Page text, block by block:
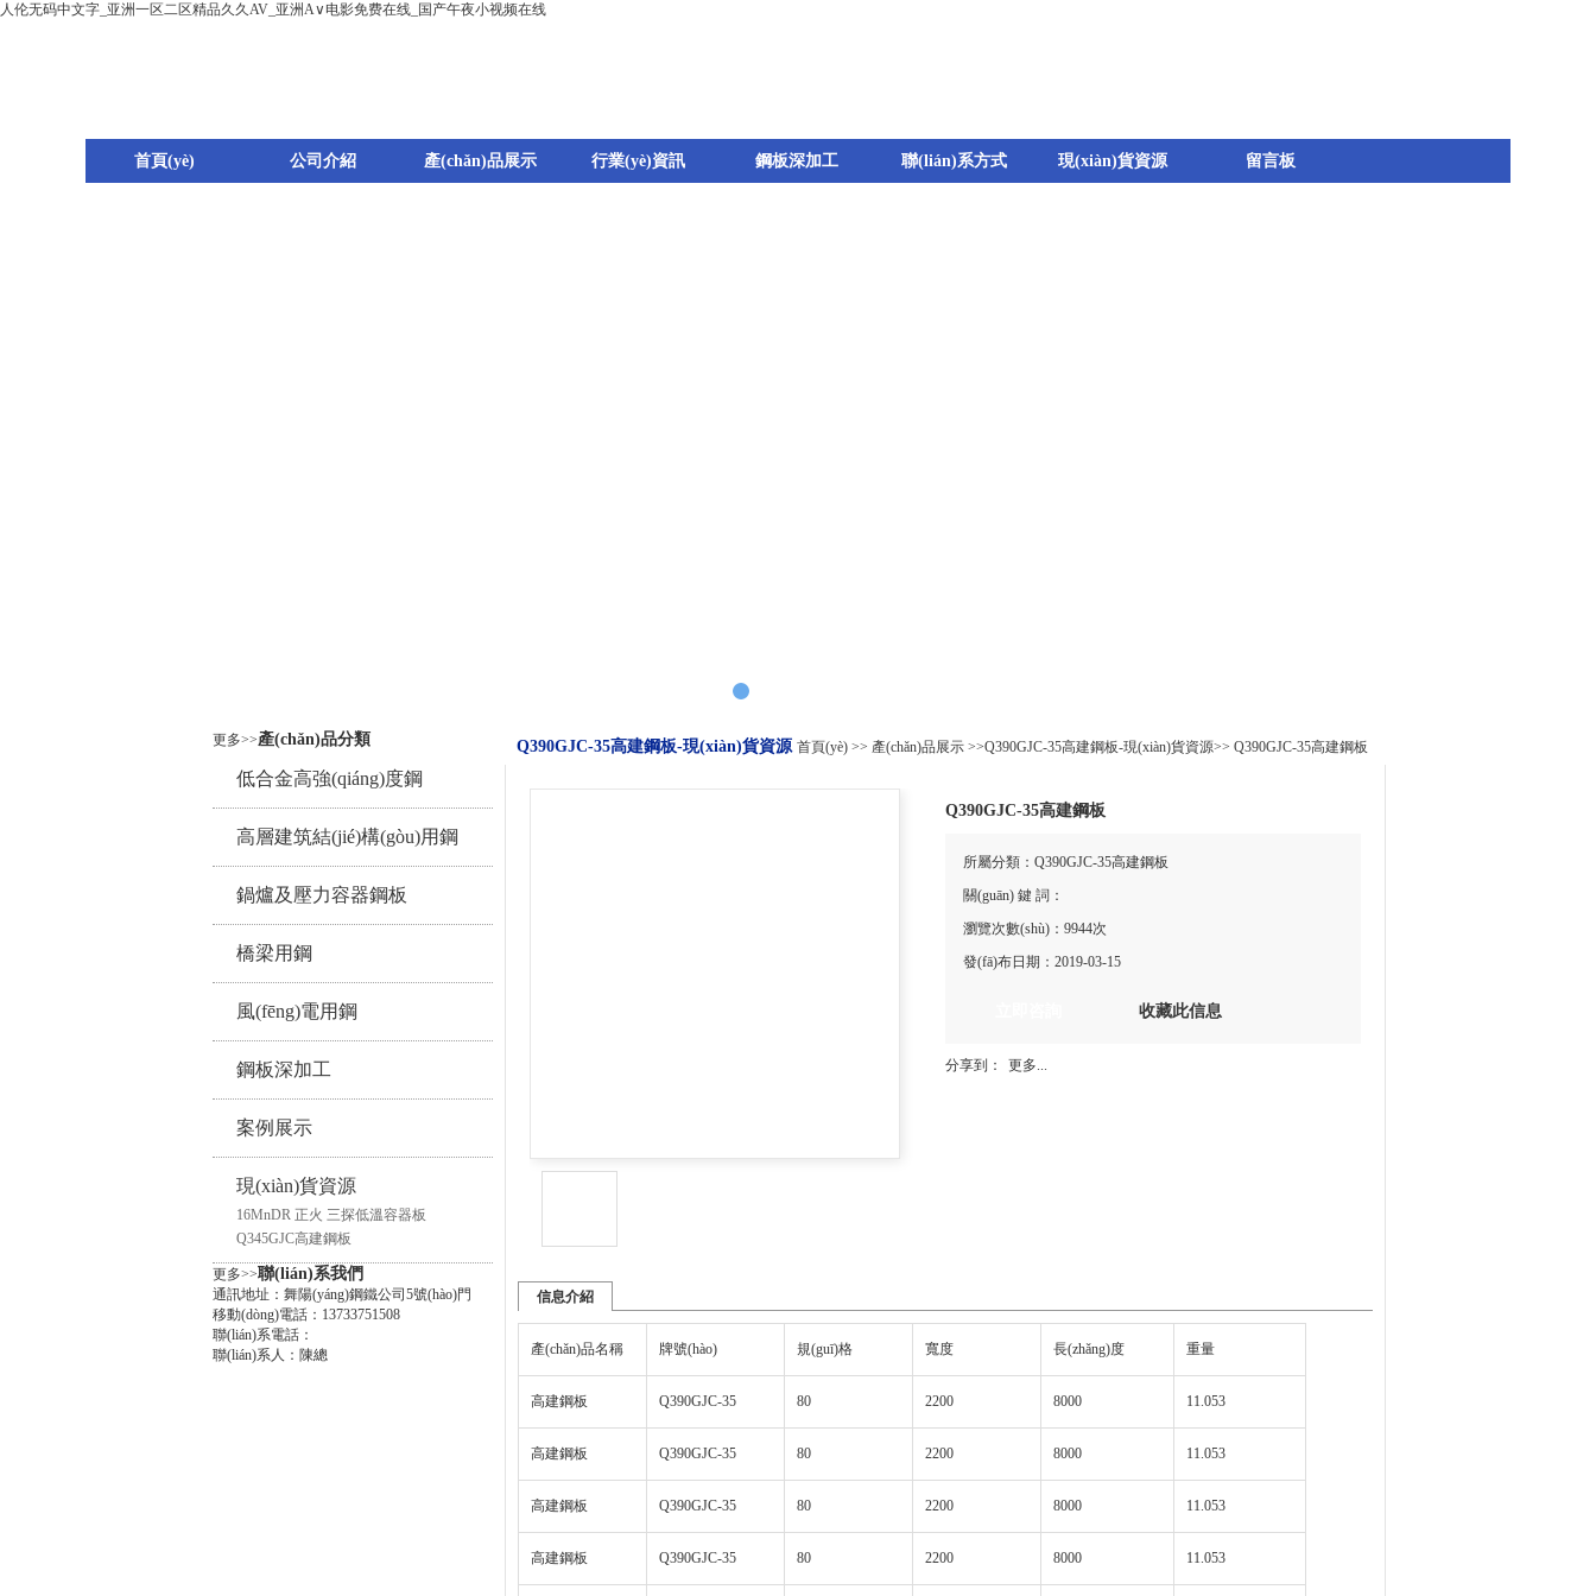
人伦无码中文字_亚洲一区二区精品久久AV_亚洲A∨电影免费在线_国产午夜小视频在线
首頁(yè) 公司介紹 產(chǎn)品展示 行業(yè)資訊 鋼板深加工 聯(lián)系方式 現(xiàn)貨資源 留言板
更多>>產(chǎn)品分類
低合金高強(qiáng)度鋼
高層建筑結(jié)構(gòu)用鋼
鍋爐及壓力容器鋼板
橋梁用鋼
風(fēng)電用鋼
鋼板深加工
案例展示
現(xiàn)貨資源
16MnDR 正火 三探低溫容器板
Q345GJC高建鋼板
更多>>聯(lián)系我們
通訊地址：舞陽(yáng)鋼鐵公司5號(hào)門
移動(dòng)電話：13733751508
聯(lián)系電話：
聯(lián)系人：陳總
首頁(yè) >> 產(chǎn)品展示 >>Q390GJC-35高建鋼板-現(xiàn)貨資源>> Q390GJC-35高建鋼板
Q390GJC-35高建鋼板-現(xiàn)貨資源
Q390GJC-35高建鋼板
所屬分類：Q390GJC-35高建鋼板
關(guān) 鍵 詞：
瀏覽次數(shù)：9944次
發(fā)布日期：2019-03-15
收藏此信息
分享到： 更多...
信息介紹
產(chǎn)品名稱 牌號(hào) 規(guī)格 寬度 長(zhǎng)度 重量
高建鋼板 Q390GJC-35 80 2200 8000 11.053
高建鋼板 Q390GJC-35 80 2200 8000 11.053
高建鋼板 Q390GJC-35 80 2200 8000 11.053
高建鋼板 Q390GJC-35 80 2200 8000 11.053